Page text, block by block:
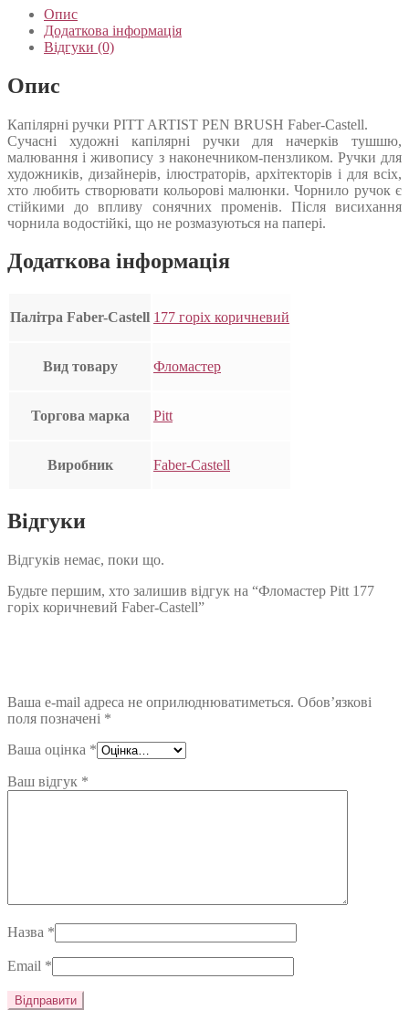
Опис
Додаткова інформація
Відгуки (0)
Опис
Капілярні ручки PITT ARTIST PEN BRUSH Faber-Castell.
Сучасні художні капілярні ручки для начерків тушшю,
малювання і живопису з наконечником-пензликом. Ручки для
художників, дизайнерів, ілюстраторів, архітекторів і для всіх,
хто любить створювати кольорові малюнки. Чорнило ручок є
стійкими до впливу сонячних променів. Після висихання
чорнила водостійкі, що не розмазуються на папері.
Додаткова інформація
Палітра Faber-Castell 177 горіх коричневий
Вид товару Фломастер
Торгова марка Pitt
Виробник Faber-Castell
Відгуки
Відгуків немає, поки що.
Будьте першим, хто залишив відгук на “Фломастер Pitt 177
горіх коричневий Faber-Castell”
Ваша e-mail адреса не оприлюднюватиметься. Обов’язкові
поля позначені *
Ваша оцінка *
Ваш відгук *
Назва *
Email *